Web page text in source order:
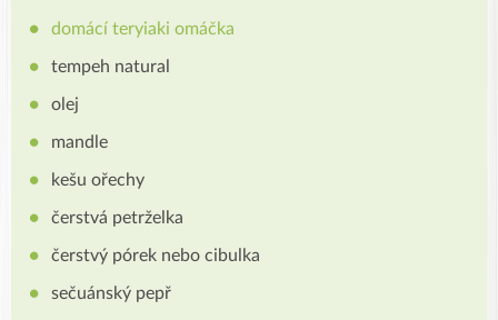
domácí teryiaki omáčka
tempeh natural
olej
mandle
kešu ořechy
čerstvá petrželka
čerstvý pórek nebo cibulka
sečuánský pepř